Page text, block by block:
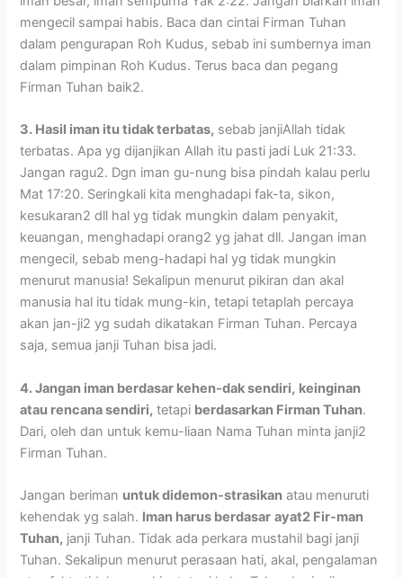
mengecil sampai habis. Baca dan cintai Firman Tuhan
dalam pengurapan Roh Kudus, sebab ini sumbernya iman
dalam pimpinan Roh Kudus. Terus baca dan pegang
Firman Tuhan baik2.
3. Hasil iman itu tidak terbatas, sebab janjiAllah tidak
terbatas. Apa yg dijanjikan Allah itu pasti jadi Luk 21:33.
Jangan ragu2. Dgn iman gu-nung bisa pindah kalau perlu
Mat 17:20. Seringkali kita menghadapi fak-ta, sikon,
kesukaran2 dll hal yg tidak mungkin dalam penyakit,
keuangan, menghadapi orang2 yg jahat dll. Jangan iman
mengecil, sebab meng-hadapi hal yg tidak mungkin
menurut manusia! Sekalipun menurut pikiran dan akal
manusia hal itu tidak mung-kin, tetapi tetaplah percaya
akan jan-ji2 yg sudah dikatakan Firman Tuhan. Percaya
saja, semua janji Tuhan bisa jadi.
4. Jangan iman berdasar kehen-dak sendiri, keinginan
atau rencana sendiri, tetapi berdasarkan Firman Tuhan.
Dari, oleh dan untuk kemu-liaan Nama Tuhan minta janji2
Firman Tuhan.
Jangan beriman untuk didemon-strasikan atau menuruti
kehendak yg salah. Iman harus berdasar ayat2 Fir-man
Tuhan, janji Tuhan. Tidak ada perkara mustahil bagi janji
Tuhan. Sekalipun menurut perasaan hati, akal, pengalaman